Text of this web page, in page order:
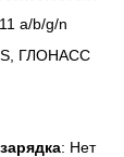
a/b/g/n
ГЛОНАСС
: Нет